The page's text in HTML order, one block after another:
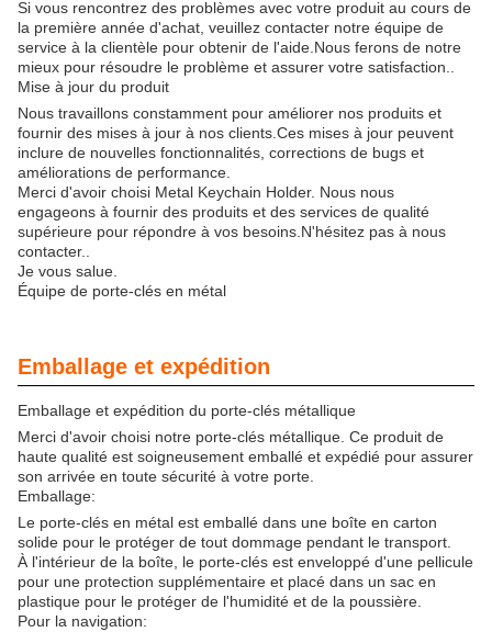
Si vous rencontrez des problèmes avec votre produit au cours de
la première année d'achat, veuillez contacter notre équipe de
service à la clientèle pour obtenir de l'aide.Nous ferons de notre
mieux pour résoudre le problème et assurer votre satisfaction..
Mise à jour du produit
Nous travaillons constamment pour améliorer nos produits et
fournir des mises à jour à nos clients.Ces mises à jour peuvent
inclure de nouvelles fonctionnalités, corrections de bugs et
améliorations de performance.
Merci d'avoir choisi Metal Keychain Holder. Nous nous
engageons à fournir des produits et des services de qualité
supérieure pour répondre à vos besoins.N'hésitez pas à nous
contacter..
Je vous salue.
Équipe de porte-clés en métal
Emballage et expédition
Emballage et expédition du porte-clés métallique
Merci d'avoir choisi notre porte-clés métallique. Ce produit de
haute qualité est soigneusement emballé et expédié pour assurer
son arrivée en toute sécurité à votre porte.
Emballage:
Le porte-clés en métal est emballé dans une boîte en carton
solide pour le protéger de tout dommage pendant le transport.
À l'intérieur de la boîte, le porte-clés est enveloppé d'une pellicule
pour une protection supplémentaire et placé dans un sac en
plastique pour le protéger de l'humidité et de la poussière.
Pour la navigation: